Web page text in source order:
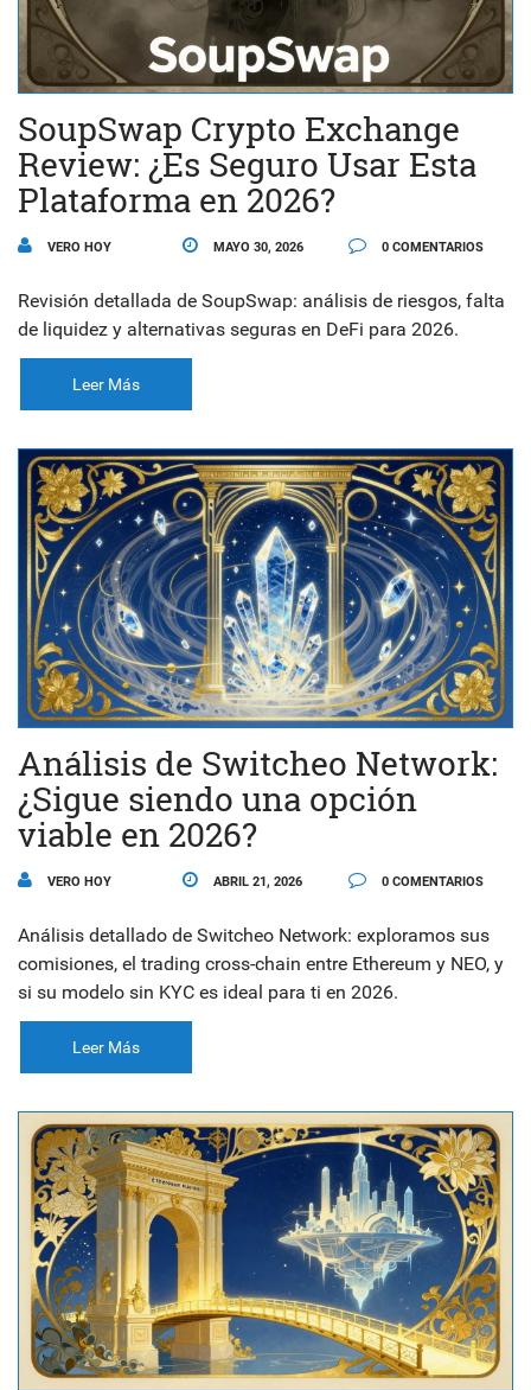
SoupSwap Crypto Exchange
Review: ¿Es Seguro Usar Esta
Plataforma en 2026?
VERO HOY MAYO 30, 2026 0 COMENTARIOS
Revisión detallada de SoupSwap: análisis de riesgos, falta
de liquidez y alternativas seguras en DeFi para 2026.
Leer Más
Análisis de Switcheo Network:
¿Sigue siendo una opción
viable en 2026?
VERO HOY ABRIL 21, 2026 0 COMENTARIOS
Análisis detallado de Switcheo Network: exploramos sus
comisiones, el trading cross-chain entre Ethereum y NEO, y
si su modelo sin KYC es ideal para ti en 2026.
Leer Más